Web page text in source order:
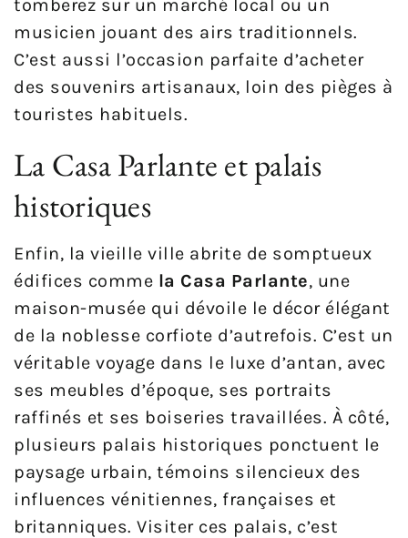
tomberez sur un marché local ou un
musicien jouant des airs traditionnels.
C’est aussi l’occasion parfaite d’acheter
des souvenirs artisanaux, loin des pièges à
touristes habituels.
La Casa Parlante et palais
historiques
Enfin, la vieille ville abrite de somptueux
édifices comme la Casa Parlante, une
maison-musée qui dévoile le décor élégant
de la noblesse corfiote d’autrefois. C’est un
véritable voyage dans le luxe d’antan, avec
ses meubles d’époque, ses portraits
raffinés et ses boiseries travaillées. À côté,
plusieurs palais historiques ponctuent le
paysage urbain, témoins silencieux des
influences vénitiennes, françaises et
britanniques. Visiter ces palais, c’est